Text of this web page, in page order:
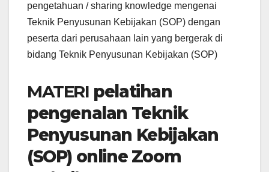
pengetahuan / sharing knowledge mengenai
Teknik Penyusunan Kebijakan (SOP) dengan
peserta dari perusahaan lain yang bergerak di
bidang Teknik Penyusunan Kebijakan (SOP)
MATERI pelatihan
pengenalan Teknik
Penyusunan Kebijakan
(SOP) online Zoom